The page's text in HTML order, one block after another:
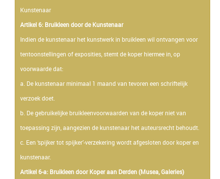
Kunstenaar
Artikel 6: Bruikleen door de Kunstenaar
Indien de kunstenaar het kunstwerk in bruikleen wil ontvangen voor
tentoonstellingen of exposities, stemt de koper hiermee in, op
voorwaarde dat:
a. De kunstenaar minimaal 1 maand van tevoren een schriftelijk
verzoek doet.
b. De gebruikelijke bruikleenvoorwaarden van de koper niet van
toepassing zijn, aangezien de kunstenaar het auteursrecht behoudt.
c. Een ‘spijker tot spijker’-verzekering wordt afgesloten door koper en
kunstenaar.
Artikel 6-a: Bruikleen door Koper aan Derden (Musea, Galeries)